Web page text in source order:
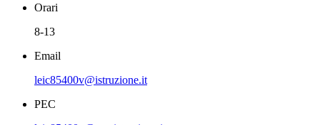
Orari
8-13
Email
leic85400v@istruzione.it
PEC